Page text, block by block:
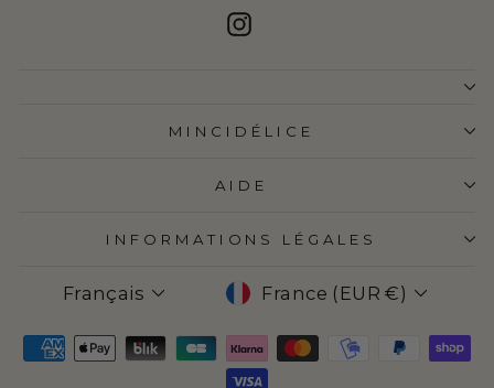
Instagram
MINCIDÉLICE
AIDE
INFORMATIONS LÉGALES
LANGUE
Français DEVISE
France (EUR €)